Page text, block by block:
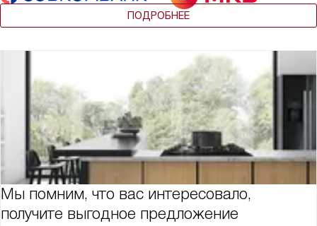
ПОДРОБНЕЕ
Мы помним, что вас интересовало,
получите выгодное предложение